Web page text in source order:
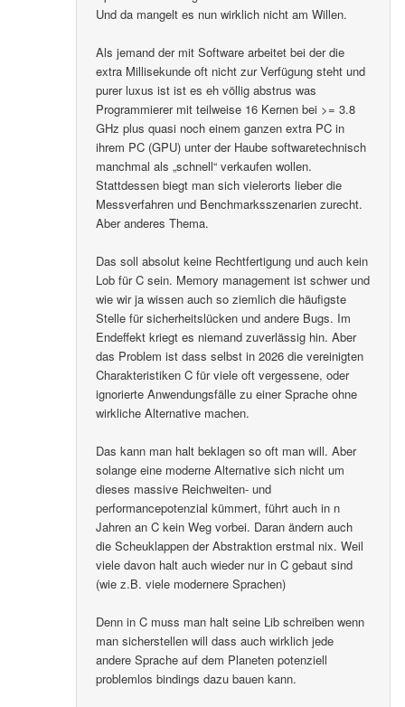
Und da mangelt es nun wirklich nicht am Willen.
Als jemand der mit Software arbeitet bei der die
extra Millisekunde oft nicht zur Verfügung steht und
purer luxus ist ist es eh völlig abstrus was
Programmierer mit teilweise 16 Kernen bei >= 3.8
GHz plus quasi noch einem ganzen extra PC in
ihrem PC (GPU) unter der Haube softwaretechnisch
manchmal als „schnell“ verkaufen wollen.
Stattdessen biegt man sich vielerorts lieber die
Messverfahren und Benchmarksszenarien zurecht.
Aber anderes Thema.
Das soll absolut keine Rechtfertigung und auch kein
Lob für C sein. Memory management ist schwer und
wie wir ja wissen auch so ziemlich die häufigste
Stelle für sicherheitslücken und andere Bugs. Im
Endeffekt kriegt es niemand zuverlässig hin. Aber
das Problem ist dass selbst in 2026 die vereinigten
Charakteristiken C für viele oft vergessene, oder
ignorierte Anwendungsfälle zu einer Sprache ohne
wirkliche Alternative machen.
Das kann man halt beklagen so oft man will. Aber
solange eine moderne Alternative sich nicht um
dieses massive Reichweiten- und
performancepotenzial kümmert, führt auch in n
Jahren an C kein Weg vorbei. Daran ändern auch
die Scheuklappen der Abstraktion erstmal nix. Weil
viele davon halt auch wieder nur in C gebaut sind
(wie z.B. viele modernere Sprachen)
Denn in C muss man halt seine Lib schreiben wenn
man sicherstellen will dass auch wirklich jede
andere Sprache auf dem Planeten potenziell
problemlos bindings dazu bauen kann.